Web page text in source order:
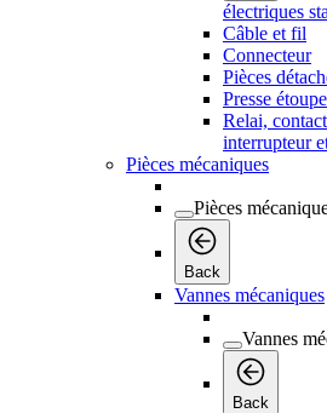
électriques
Câble et fil
Connecteur
Pièces
Presse
Relai,
interrupteur
Pièces mécaniques
Pièces
Back
Vannes mécaniques
Vannes
Back